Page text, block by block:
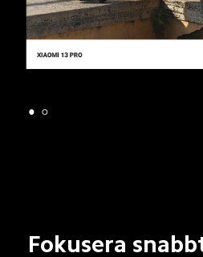
Fokusera